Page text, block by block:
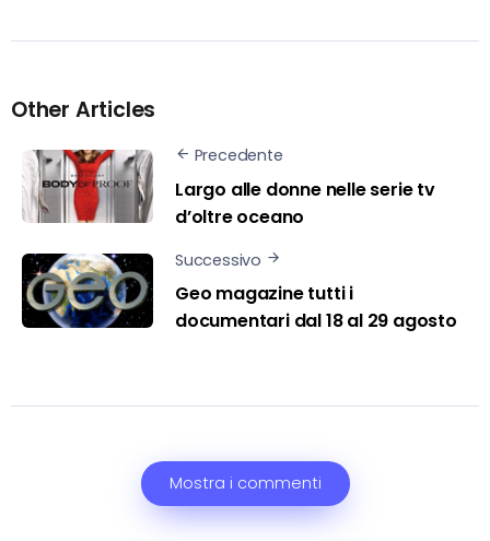
Other Articles
Precedente
Largo alle donne nelle serie tv
d’oltre oceano
Successivo
Geo magazine tutti i
documentari dal 18 al 29 agosto
Mostra i commenti